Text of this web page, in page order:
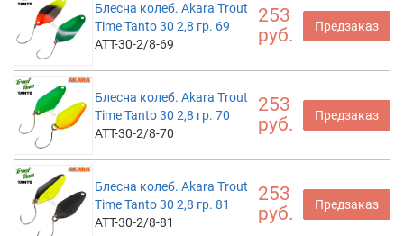
Блесна колеб. Akara Trout
Time Tanto 30 2,8 гр. 69
ATT-30-2/8-69
253
руб.
Предзаказ
Блесна колеб. Akara Trout
Time Tanto 30 2,8 гр. 70
ATT-30-2/8-70
253
руб.
Предзаказ
Блесна колеб. Akara Trout
Time Tanto 30 2,8 гр. 81
ATT-30-2/8-81
253
руб.
Предзаказ